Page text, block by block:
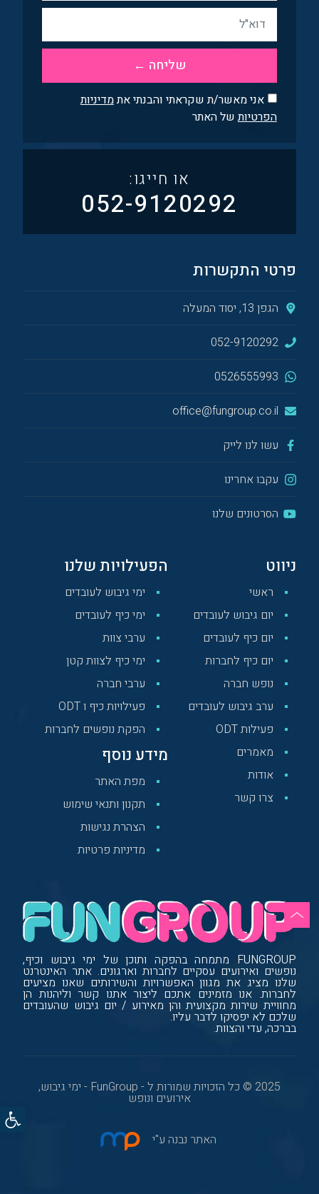
‪אני מאשר/ת שקראתי והבנתי אתמדיניות
הפרטיותשל האתר‬
שליחה ←
או חייגו:
052-9120292
FUNGROUP מתמחה בהפקה ותוכן של ימי גיבוש וכיף,
נופשים ואירועים עסקיים לחברות וארגונים. אתר האינטרנט
שלנו מציג את מגוון האפשרויות והשירותים שאנו מציעים
לחברות. אנו מזמינים אתכם ליצור אתנו קשר וליהנות הן
מחוויית שירות מקצועית והן מאירוע / יום גיבוש שהעובדים
שלכם לא יפסיקו לדבר עליו.
בברכה, עדי והצוות.
פרטי התקשרות
הגפן 13, יסוד המעלה
052-9120292
0526555993
office@fungroup.co.il
עשו לנו לייק
עקבו אחרינו
הסרטונים שלנו
ניווט
ראשי
יום גיבוש לעובדים
יום כיף לעובדים
יום כיף לחברות
נופש חברה
ערב גיבוש לעובדים
פעילות ODT
מאמרים
אודות
צרו קשר
הפעילויות שלנו
ימי גיבוש לעובדים
ימי כיף לעובדים
ערבי צוות
ימי כיף לצוות קטן
ערבי חברה
פעילויות כיף ו ODT
הפקת נופשים לחברות
מידע נוסף
מפת האתר
תקנון ותנאי שימוש
הצהרת נגישות
מדיניות פרטיות
2025 © כל הזכויות שמורות ל - FunGroup - ימי גיבוש,
אירועים ונופש
האתר נבנה ע"י
פתח